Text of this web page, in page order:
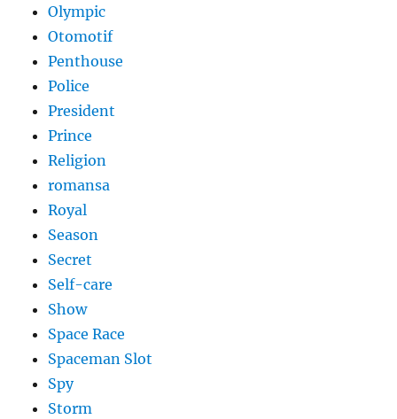
Olympic
Otomotif
Penthouse
Police
President
Prince
Religion
romansa
Royal
Season
Secret
Self-care
Show
Space Race
Spaceman Slot
Spy
Storm